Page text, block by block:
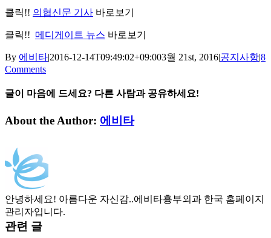
클릭!! 의협신문 기사 바로보기
클릭!! 메디게이트 뉴스 바로보기
By 에비타|2016-12-14T09:49:02+09:003월 21st, 2016|공지사항|8
Comments
글이 마음에 드세요? 다른 사람과 공유하세요!
Facebook
Twitter
LinkedIn
Tumblr
Pinterest
이
About the Author: 에비타
안녕하세요! 아름다운 자신감..에비타흉부외과 한국 홈페이지
관리자입니다.
관련 글